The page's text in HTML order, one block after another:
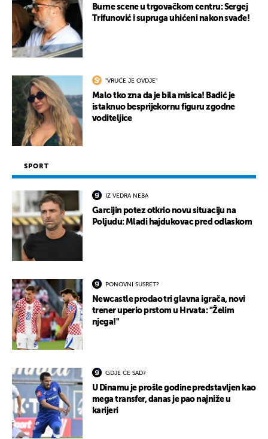
Burne scene u trgovačkom centru: Sergej
Trifunović i supruga uhićeni nakon svađe!
"VRUĆE JE OVDJE"
Malo tko zna da je bila misica! Badić je
istaknuo besprijekornu figuru zgodne
voditeljice
SPORT
IZ VEDRA NEBA
Garcijin potez otkrio novu situaciju na
Poljudu: Mladi hajdukovac pred odlaskom
PONOVNI SUSRET?
Newcastle prodao tri glavna igrača, novi
trener uperio prstom u Hrvata: "Želim
njega!"
GDJE ĆE SAD?
U Dinamu je prošle godine predstavljen kao
mega transfer, danas je pao najniže u
karijeri